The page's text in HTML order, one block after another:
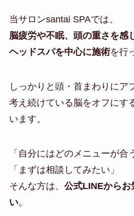
当サロンsantai SPAでは、
脳疲労や不眠、頭の重さを感
ヘッドスパを中心に施術を行
しっかりと頭・首まわりにア
考え続けている脳をオフにす
います。
「自分にはどのメニューが合
「まずは相談してみたい」
そんな方は、 公式LINEからお
い。